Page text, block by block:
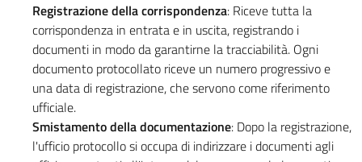
Registrazione della corrispondenza: Riceve tutta la
corrispondenza in entrata e in uscita, registrando i
documenti in modo da garantirne la tracciabilità. Ogni
documento protocollato riceve un numero progressivo e
una data di registrazione, che servono come riferimento
ufficiale.
Smistamento della documentazione: Dopo la registrazione,
l'ufficio protocollo si occupa di indirizzare i documenti agli